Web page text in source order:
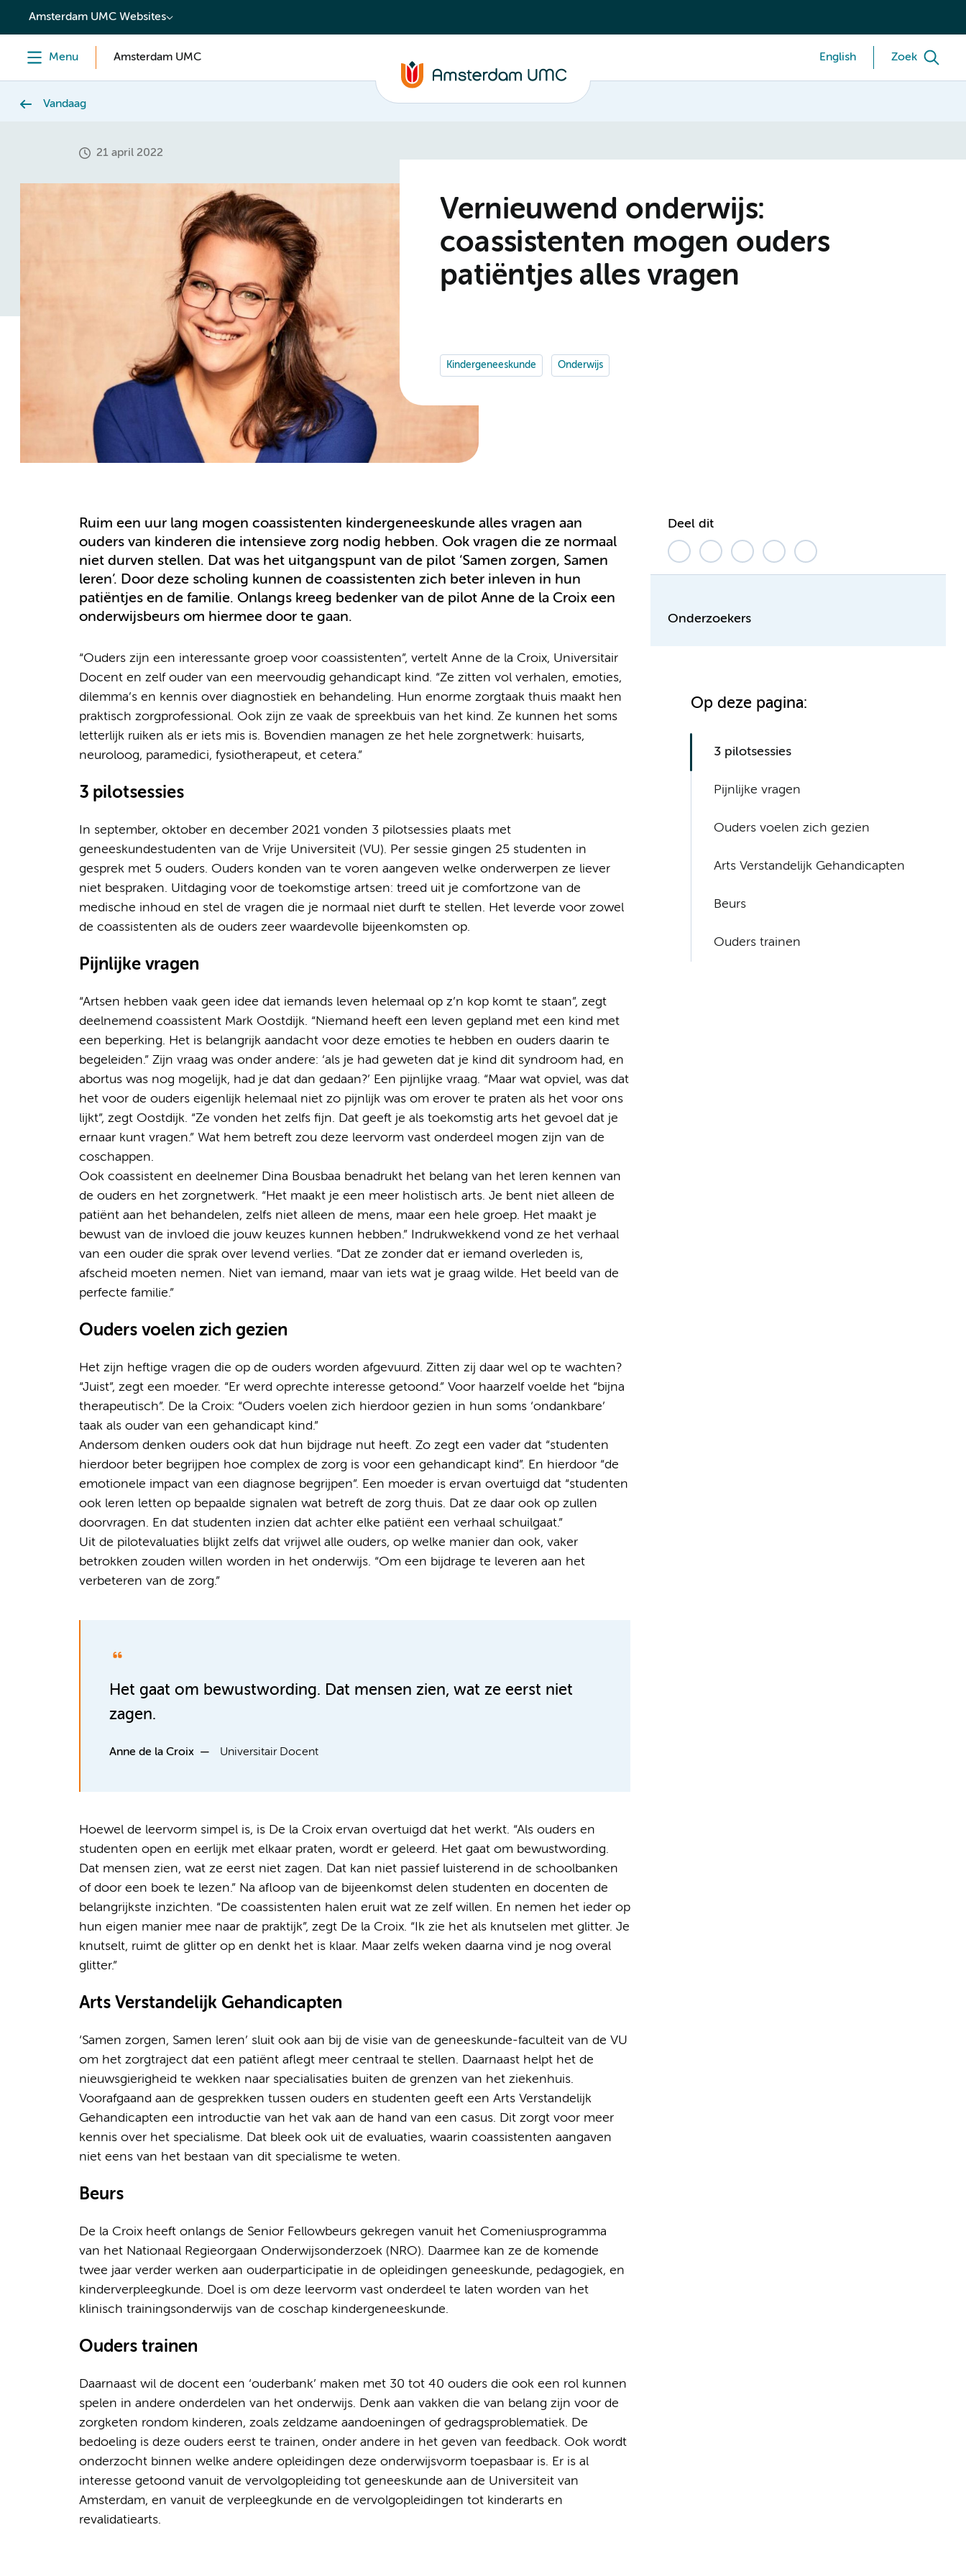
content
Amsterdam UMC Websites
Menu Amsterdam UMC English Zoek
Vandaag
21 april 2022
Vernieuwend onderwijs:
coassistenten mogen ouders
patiëntjes alles vragen
Kindergeneeskunde Onderwijs
Ruim een uur lang mogen coassistenten kindergeneeskunde alles vragen aan
ouders van kinderen die intensieve zorg nodig hebben. Ook vragen die ze normaal
niet durven stellen. Dat was het uitgangspunt van de pilot ‘Samen zorgen, Samen
leren’. Door deze scholing kunnen de coassistenten zich beter inleven in hun
patiëntjes en de familie. Onlangs kreeg bedenker van de pilot Anne de la Croix een
onderwijsbeurs om hiermee door te gaan.
“Ouders zijn een interessante groep voor coassistenten”, vertelt Anne de la Croix, Universitair
Docent en zelf ouder van een meervoudig gehandicapt kind. “Ze zitten vol verhalen, emoties,
dilemma’s en kennis over diagnostiek en behandeling. Hun enorme zorgtaak thuis maakt hen
praktisch zorgprofessional. Ook zijn ze vaak de spreekbuis van het kind. Ze kunnen het soms
letterlijk ruiken als er iets mis is. Bovendien managen ze het hele zorgnetwerk: huisarts,
neuroloog, paramedici, fysiotherapeut, et cetera.”
3 pilotsessies
In september, oktober en december 2021 vonden 3 pilotsessies plaats met
geneeskundestudenten van de Vrije Universiteit (VU). Per sessie gingen 25 studenten in
gesprek met 5 ouders. Ouders konden van te voren aangeven welke onderwerpen ze liever
niet bespraken. Uitdaging voor de toekomstige artsen: treed uit je comfortzone van de
medische inhoud en stel de vragen die je normaal niet durft te stellen. Het leverde voor zowel
de coassistenten als de ouders zeer waardevolle bijeenkomsten op.
Pijnlijke vragen
“Artsen hebben vaak geen idee dat iemands leven helemaal op z’n kop komt te staan”, zegt
deelnemend coassistent Mark Oostdijk. “Niemand heeft een leven gepland met een kind met
een beperking. Het is belangrijk aandacht voor deze emoties te hebben en ouders daarin te
begeleiden.” Zijn vraag was onder andere: ‘als je had geweten dat je kind dit syndroom had, en
abortus was nog mogelijk, had je dat dan gedaan?’ Een pijnlijke vraag. “Maar wat opviel, was dat
het voor de ouders eigenlijk helemaal niet zo pijnlijk was om erover te praten als het voor ons
lijkt”, zegt Oostdijk. “Ze vonden het zelfs fijn. Dat geeft je als toekomstig arts het gevoel dat je
ernaar kunt vragen.” Wat hem betreft zou deze leervorm vast onderdeel mogen zijn van de
coschappen.
Ook coassistent en deelnemer Dina Bousbaa benadrukt het belang van het leren kennen van
de ouders en het zorgnetwerk. “Het maakt je een meer holistisch arts. Je bent niet alleen de
patiënt aan het behandelen, zelfs niet alleen de mens, maar een hele groep. Het maakt je
bewust van de invloed die jouw keuzes kunnen hebben.” Indrukwekkend vond ze het verhaal
van een ouder die sprak over levend verlies. “Dat ze zonder dat er iemand overleden is,
afscheid moeten nemen. Niet van iemand, maar van iets wat je graag wilde. Het beeld van de
perfecte familie.”
Ouders voelen zich gezien
Het zijn heftige vragen die op de ouders worden afgevuurd. Zitten zij daar wel op te wachten?
“Juist”, zegt een moeder. “Er werd oprechte interesse getoond.” Voor haarzelf voelde het “bijna
therapeutisch”. De la Croix: “Ouders voelen zich hierdoor gezien in hun soms ‘ondankbare’
taak als ouder van een gehandicapt kind.”
Andersom denken ouders ook dat hun bijdrage nut heeft. Zo zegt een vader dat “studenten
hierdoor beter begrijpen hoe complex de zorg is voor een gehandicapt kind”. En hierdoor “de
emotionele impact van een diagnose begrijpen”. Een moeder is ervan overtuigd dat “studenten
ook leren letten op bepaalde signalen wat betreft de zorg thuis. Dat ze daar ook op zullen
doorvragen. En dat studenten inzien dat achter elke patiënt een verhaal schuilgaat.”
Uit de pilotevaluaties blijkt zelfs dat vrijwel alle ouders, op welke manier dan ook, vaker
betrokken zouden willen worden in het onderwijs. “Om een bijdrage te leveren aan het
verbeteren van de zorg.”
Het gaat om bewustwording. Dat mensen zien, wat ze eerst niet
zagen.
Anne de la Croix Universitair Docent
Hoewel de leervorm simpel is, is De la Croix ervan overtuigd dat het werkt. “Als ouders en
studenten open en eerlijk met elkaar praten, wordt er geleerd. Het gaat om bewustwording.
Dat mensen zien, wat ze eerst niet zagen. Dat kan niet passief luisterend in de schoolbanken
of door een boek te lezen.” Na afloop van de bijeenkomst delen studenten en docenten de
belangrijkste inzichten. “De coassistenten halen eruit wat ze zelf willen. En nemen het ieder op
hun eigen manier mee naar de praktijk”, zegt De la Croix. “Ik zie het als knutselen met glitter. Je
knutselt, ruimt de glitter op en denkt het is klaar. Maar zelfs weken daarna vind je nog overal
glitter.”
Arts Verstandelijk Gehandicapten
‘Samen zorgen, Samen leren’ sluit ook aan bij de visie van de geneeskunde-faculteit van de VU
om het zorgtraject dat een patiënt aflegt meer centraal te stellen. Daarnaast helpt het de
nieuwsgierigheid te wekken naar specialisaties buiten de grenzen van het ziekenhuis.
Voorafgaand aan de gesprekken tussen ouders en studenten geeft een Arts Verstandelijk
Gehandicapten een introductie van het vak aan de hand van een casus. Dit zorgt voor meer
kennis over het specialisme. Dat bleek ook uit de evaluaties, waarin coassistenten aangaven
niet eens van het bestaan van dit specialisme te weten.
Beurs
De la Croix heeft onlangs de Senior Fellowbeurs gekregen vanuit het Comeniusprogramma
van het Nationaal Regieorgaan Onderwijsonderzoek (NRO). Daarmee kan ze de komende
twee jaar verder werken aan ouderparticipatie in de opleidingen geneeskunde, pedagogiek, en
kinderverpleegkunde. Doel is om deze leervorm vast onderdeel te laten worden van het
klinisch trainingsonderwijs van de coschap kindergeneeskunde.
Ouders trainen
Daarnaast wil de docent een ‘ouderbank’ maken met 30 tot 40 ouders die ook een rol kunnen
spelen in andere onderdelen van het onderwijs. Denk aan vakken die van belang zijn voor de
zorgketen rondom kinderen, zoals zeldzame aandoeningen of gedragsproblematiek. De
bedoeling is deze ouders eerst te trainen, onder andere in het geven van feedback. Ook wordt
onderzocht binnen welke andere opleidingen deze onderwijsvorm toepasbaar is. Er is al
interesse getoond vanuit de vervolgopleiding tot geneeskunde aan de Universiteit van
Amsterdam, en vanuit de verpleegkunde en de vervolgopleidingen tot kinderarts en
revalidatiearts.
Deel dit
Onderzoekers
Op deze pagina:
3 pilotsessies
Pijnlijke vragen
Ouders voelen zich gezien
Arts Verstandelijk Gehandicapten
Beurs
Ouders trainen